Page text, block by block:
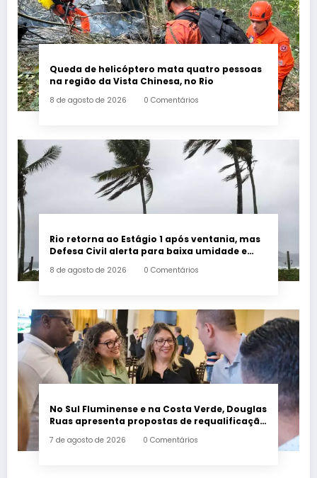
Queda de helicóptero mata quatro pessoas
na região da Vista Chinesa, no Rio
8 de agosto de 2026 0 Comentários
Rio retorna ao Estágio 1 após ventania, mas
Defesa Civil alerta para baixa umidade e
8 de agosto de 2026 0 Comentários
No Sul Fluminense e na Costa Verde, Douglas
Ruas apresenta propostas de requalificação
7 de agosto de 2026 0 Comentários